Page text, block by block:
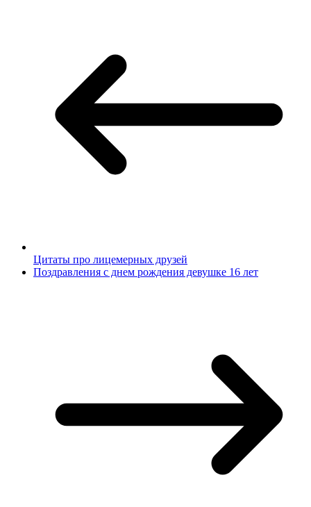
Цитаты про лицемерных друзей
Поздравления с днем рождения девушке 16 лет